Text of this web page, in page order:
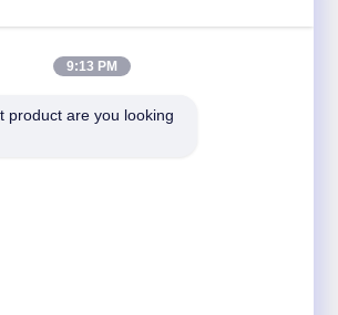
per sconti e altro.
9:13 PM
product are you looking